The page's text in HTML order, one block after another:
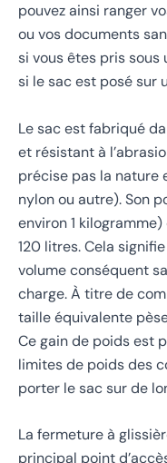
pouvez ainsi ranger
ou vos documents
si vous êtes pris sous
si le sac est posé sur
Le sac est fabriqué
et résistant à
précise pas la nature
nylon ou autre). Son
environ 1
120 litres. Cela
volume conséquent
charge. À titre de
taille équivalente
Ce gain de poids est
limites de poids des
porter le sac sur de
La fermeture à
principal point